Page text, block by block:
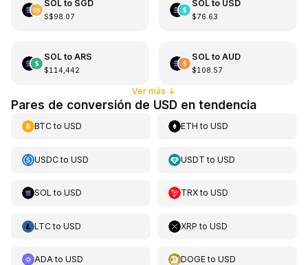
SOLto SGD
S$98.07
SOLto USD
$76.63
SOLto ARS
$114,442
SOLto AUD
$108.57
Ver más ↓
Pares de conversión de USD en tendencia
BTCto USD ETH toUSD
USDCto USD USDT toUSD
SOL to USD TRXtoUSD
LTCto USD XRP toUSD
ADAto USD DOGEtoUSD